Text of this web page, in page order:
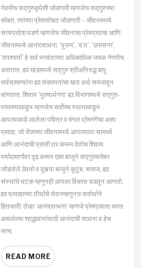
नेहमीच सद्गुरुकृपेशी जोडणारी म्हणजेच सद्गुरुंच्या
सोबत, त्यांच्या प्रेमासोबत जोडणारी – जीवनामध्ये
सत्यप्रवेश घडणे म्हणजेच जीवनाचा प्रेमप्रवास आणि
जीवनामध्ये आनंदसाधना. ‘पूजन’, ‘व‘त’, ‘उपासना’,
‘तपश्‍चर्या’ हे सर्व भगवंताच्या अधिकाधिक जवळ नेणारेच
असतात. ह्या खंडामध्ये सद्गुरु श्रीअनिरुद्ध बापू
सर्वसामान्यांना ह्या संकल्पनांचा खरा अर्थ समजावून
सांगतात. शिवाय ‘पुरुषार्थगंगा’ ह्या विभागामध्ये सद्गुरु-
परमत्म्याकडून म्हणजेच सर्वोच्च स्थानाकडून
आपल्याकडे आलेला पवित्र व मंगल प्रेमगंगेचा असा
प्रवाह, जो रोजच्या जीवनामध्ये आपल्याला सामर्थ्य
आणि आनंदाची प्राप्ती तर करून देतोच शिवाय
मर्यादामार्गावर दृढ करून एका बाजूने सद्गुरुंबरोबर
जोडलेले ठेवतो व दुसर्‍या बाजूने कुटुंब, समाज, ह्या
संस्थांचे घटक म्हणूनही आपला विकास घडवून आणतो.
ह्या प्रवाहाच्या तीर्थाचे सेवनम्हणूनच सर्वार्थाने
हितकारी! तेव्हा ‘आनंदसाधना’ म्हणजे प्रेमप्रवास करत
असलेल्या श्रद्धावानांसाठी आनंदाची साधना व हेच
सत्य.
READ MORE